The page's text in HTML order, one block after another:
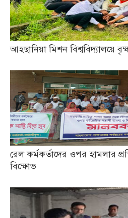
আহছানিয়া মিশন বিশ্ববিদ্যালয়ে
রেল কর্মকর্তাদের ওপর হামলার
বিক্ষোভ